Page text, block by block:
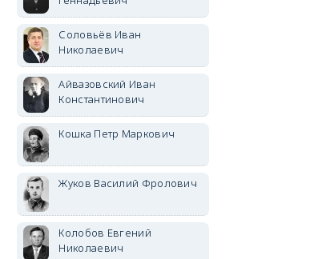
Соловьёв Иван
Николаевич
Айвазовский Иван
Константинович
Кошка Петр Маркович
Жуков Василий Фролович
Колобов Евгений
Николаевич